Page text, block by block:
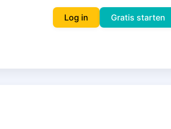
Log in Gratis starten